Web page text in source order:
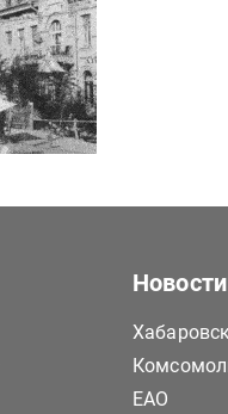
Новости
Хабаровск
ЕАО